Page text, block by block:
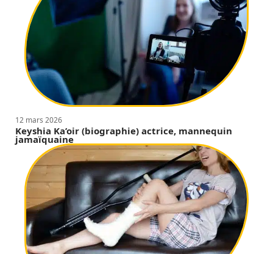
12 mars 2026
Keyshia Ka’oir (biographie) actrice, mannequin
jamaïquaine